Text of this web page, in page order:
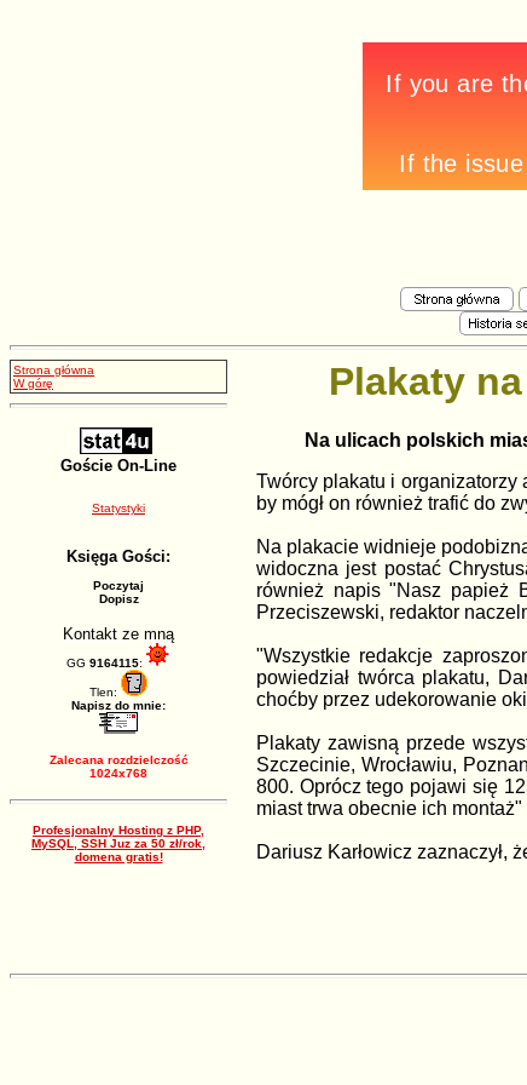
Strona główna
W górę
Goście On-Line
Statystyki
Księga Gości:
Poczytaj
Dopisz
Kontakt ze mną
GG 9164115:
Tlen:
Napisz do mnie:
Zalecana rozdzielczość
1024x768
Profesjonalny Hosting z PHP,
MySQL, SSH Juz za 50 zł/rok,
domena gratis!
Plakaty
Na ulicach polskich
Twórcy plakatu i organizatorzy
by mógł on również trafić do
Na plakacie widnieje
widoczna jest postać
również napis "Nasz papież
Przeciszewski, redaktor
"Wszystkie redakcje
powiedział twórca plakatu,
choćby przez udekorowanie
Plakaty zawisną przede
Szczecinie, Wrocławiu,
800. Oprócz tego pojawi się
miast trwa obecnie ich
Dariusz Karłowicz zaznaczył,